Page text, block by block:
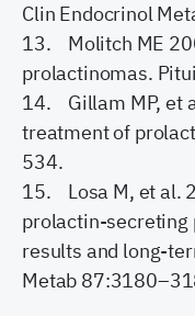
Clin Endocrinol
13. Molitch ME
prolactinomas.
14. Gillam MP, et
treatment of
534.
15. Losa M, et al.
prolactin-secreting
results and long-
Metab